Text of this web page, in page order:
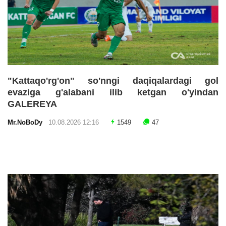
"Kattaqo'rg'on" so'nngi daqiqalardagi gol
evaziga g'alabani ilib ketgan o'yindan
GALEREYA
Mr.NoBoDy 10.08.2026 12:16 1549 47